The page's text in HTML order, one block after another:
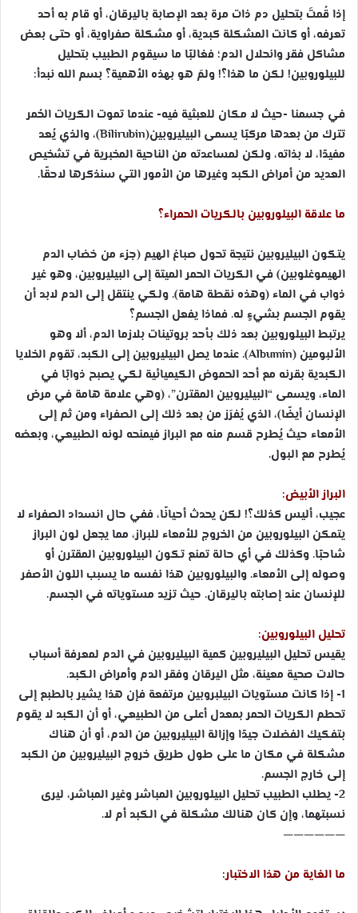
إذا قُمتَ بتحليل دم ذات مرة بعد الإصابة باليرقان، أو قام به أحد
تعرفه، أو كانت المشكلة كبدية، أو مشكلة صفراوية، أو حتى بعض
مشاكل فقر وانحلال الدم؛ فغالبًا ما سيقوم الطبيب بتحليل
للبيلوروبين! لكن ما هذا؟! ولمَ هو بهذه الأهمية؟ بسم الله نبدأ:
في جسمنا -حيث لا مكان للعبثية فيه- عندما تموت الكريات الحُمر
تترك من بعدها مركبًا يسمى البيليروبين(
Bilirubin)، والذي يُعد
مفيدًا، لا بذاته، ولكن لمساعدته من الناحية المخبرية في تشخيص
العديد من أمراض الكبد وغيرها من الأمور التي سنذكرها لاحقًا.
ما علاقة البيلوروبين بالكريات الحمراء؟
يتكون البيليروبين نتيجة تحول صباغ الهيم (جزء من خضاب الدم
الهيموغلوبين) في الكريات الحمر الميتة إلى البيليروبين، وهو غير
ذواب في الماء (وهذه نقطة هامة). ولكي ينتقل إلى الدم لابد أن
يقوم الجسم بشيءٍ له. فماذا يفعل الجسم؟
يرتبط البيلوروبين بعد ذلك بأحد بروتينات بلازما الدم، ألا وهو
الألبومين (Albumin). عندما يصل البيليروبين إلى الكبد، تقوم الخلايا
الكبدية بقرنه مع أحد الحموض الكيميائية لكي يصبح ذوابًا في
الماء، ويسمى “البيليروبين المقترن”، (وهي علامة هامة في مرض
الإنسان أيضًا)، الذي يُفرَز من بعد ذلك إلى الصفراء ومن ثم إلى
الأمعاء حيث يُطرح قسم منه مع البراز فيمنحه لونه الطبيعي، وبعضه
يُطرح مع البول.
البراز الأبيض:
عجيب، أليس كذلك؟! لكن يحدث أحيانًا، ففي حال انسداد الصفراء لا
يتمكن البيلوروبين من الخروج للأمعاء للبراز، مما يجعل لون البراز
شاحبًا. وكذلك في أي حالة تمنع تكون البيلوروبين المقترن أو
وصوله إلى الأمعاء. والبيلوروبين هذا نفسه ما يسبب اللون الأصفر
للإنسان عند إصابته باليرقان. حيث تزيد مستوياته في الجسم.
تحليل البيلوروبين:
يقيس تحليل البيليروبين كمية البيليروبين في الدم لمعرفة أسباب
حالات صحية معينة، مثل اليرقان وفقر الدم وأمراض الكبد.
1- إذا كانت مستويات البيلبروبين مرتفعة فإن هذا يشير بالطبع إلى
تحطم الكريات الحمر بمعدل أعلى من الطبيعي، أو أن الكبد لا يقوم
بتفكيك الفضلات جيدًا وإزالة البيليروبين من الدم، أو أن هناك
مشكلة في مكان ما على طول طريق خروج البيليروبين من الكبد
إلى خارج الجسم.
2- يطلب الطبيب تحليل البيلوروبين المباشر وغير المباشر، ليرى
نسبتهما، وإن كان هنالك مشكلة في الكبد أم لا.
——————
ما الغاية من هذا الاختبار: